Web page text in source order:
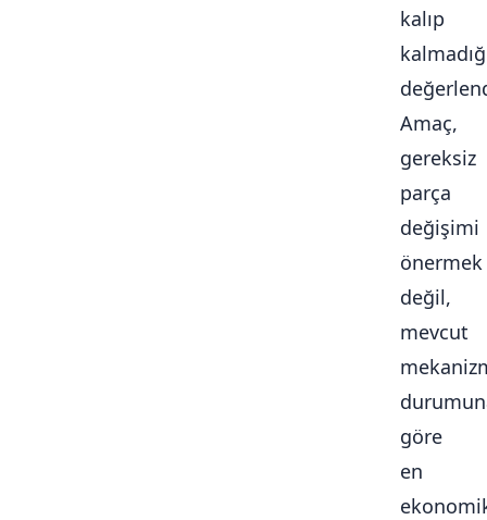
kalıp
Amaç,
gereksiz
parça
değişimi
önermek
değil,
mevcut
göre
en